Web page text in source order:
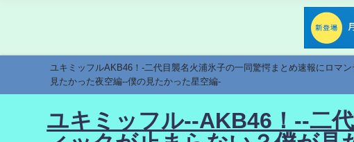
ユキミッフルAKB46！-二代目襲名火浦氷子の一同驚愕まとめ速報にロマ
見たかった夜空編--僕の見たかった星空編-
ユキミッフル--AKB46！--二